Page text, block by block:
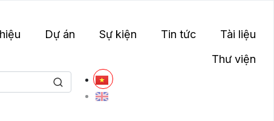
Dự án Sự kiện Tin tức
Tài liệu
Thư viện